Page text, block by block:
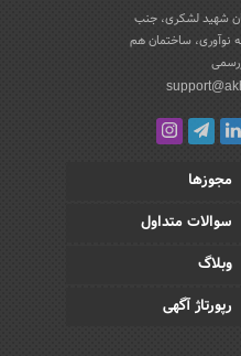
شهید لشکری، جنب
نوآوری، ساختمان هم
مجوزها
سوالات متداول
وبلاگ
رپورتاژ آگهی